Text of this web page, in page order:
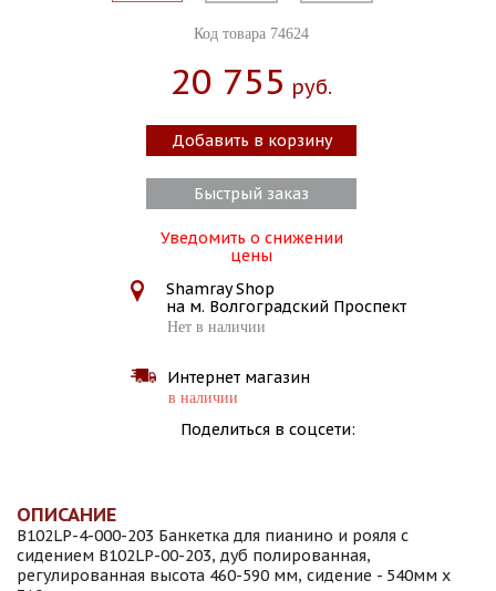
Код товара 74624
20 755 Руб.
Добавить в корзину
Быстрый заказ
Уведомить о снижении
цены
Shamray Shop
на м. Волгоградский Проспект
Нет в наличии
Интернет магазин
в наличии
Поделиться в соцсети:
ОПИСАНИЕ
B102LP-4-000-203 Банкетка для пианино и рояля с
сидением B102LP-00-203, дуб полированная,
регулированная высота 460-590 мм, сидение - 540мм х